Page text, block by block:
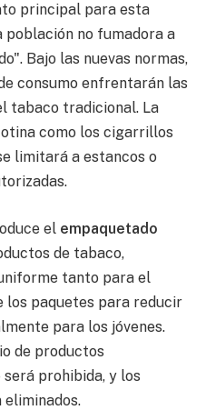
principal para esta
población no fumadora a
Bajo las nuevas normas,
consumo enfrentarán las
tabaco tradicional. La
como los cigarrillos
limitará a estancos o
el empaquetado
de tabaco,
tanto para el
paquetes para reducir
para los jóvenes.
de productos
prohibida, y los